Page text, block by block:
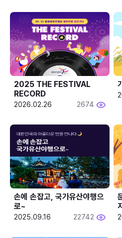
2025 THE FESTIVAL
RECORD
2026.02.26 2674
손에 손잡고, 국가유산야행으
로~
2025.09.16 22742